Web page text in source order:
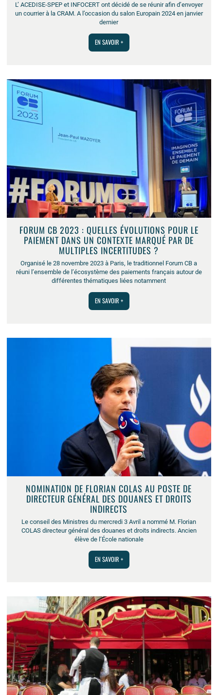
L’ ACEDISE-SPEP et INFOCERT ont décidé de se réunir afin d’envoyer
un courrier à la CRAM. A l’occasion du salon Europain 2024 en janvier
dernier
EN SAVOIR +
FORUM CB 2023 : QUELLES ÉVOLUTIONS POUR LE
PAIEMENT DANS UN CONTEXTE MARQUÉ PAR DE
MULTIPLES INCERTITUDES ?
Organisé le 28 novembre 2023 à Paris, le traditionnel Forum CB a
réuni l’ensemble de l’écosystème des paiements français autour de
différentes thématiques liées notamment
EN SAVOIR +
NOMINATION DE FLORIAN COLAS AU POSTE DE
DIRECTEUR GÉNÉRAL DES DOUANES ET DROITS
INDIRECTS
Le conseil des Ministres du mercredi 3 Avril a nommé M. Florian
COLAS directeur général des douanes et droits indirects. Ancien
élève de l’École nationale
EN SAVOIR +